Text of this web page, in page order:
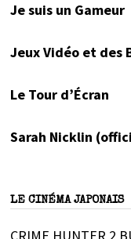
Je suis un Gameur
Jeux Vidéo et des
Le Tour d’Écran
Sarah Nicklin
LE CINÉMA JAPONAIS